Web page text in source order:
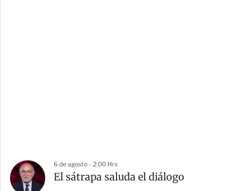
6 de agosto - 2:00 Hrs
El sátrapa saluda el diálogo